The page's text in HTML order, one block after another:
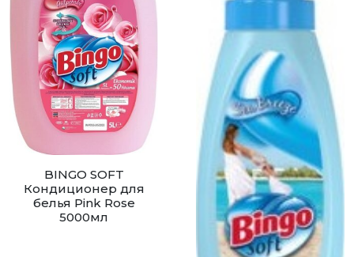
BINGO SOFT
Кондиционер для
белья Pink Rose
5000мл